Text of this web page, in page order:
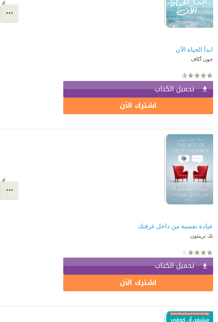
ابدأ الحياة الآن
جون أكاف
تحميل الكتاب
اشترك الآن
عيادة نفسية من داخل غرفتك
نك ترينتون
تحميل الكتاب
اشترك الآن